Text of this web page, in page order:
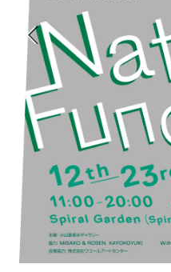
naila 横浜ランドマーク
naila 大宮そごう
Spiral Rendezvous
Store1
Spiral Rendezvous Store
グランスタ東京店